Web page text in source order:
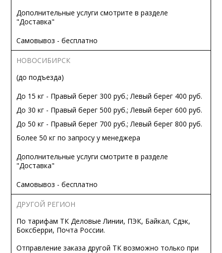
Дополнительные услуги смотрите в разделе
"Доставка"
Самовывоз - бесплатно
НОВОСИБИРСК
(до подъезда)
До 15 кг - Правый берег 300 руб.; Левый берег 400 руб.
До 30 кг - Правый берег 500 руб.; Левый берег 600 руб.
До 50 кг - Правый берег 700 руб.; Левый берег 800 руб.
Более 50 кг по запросу у менеджера
Дополнительные услуги смотрите в разделе
"Доставка"
Самовывоз - бесплатно
ДРУГОЙ РЕГИОН
По тарифам ТК Деловые Линии, ПЭК, Байкал, Сдэк,
Боксберри, Почта России.
Отправление заказа другой ТК возможно только при